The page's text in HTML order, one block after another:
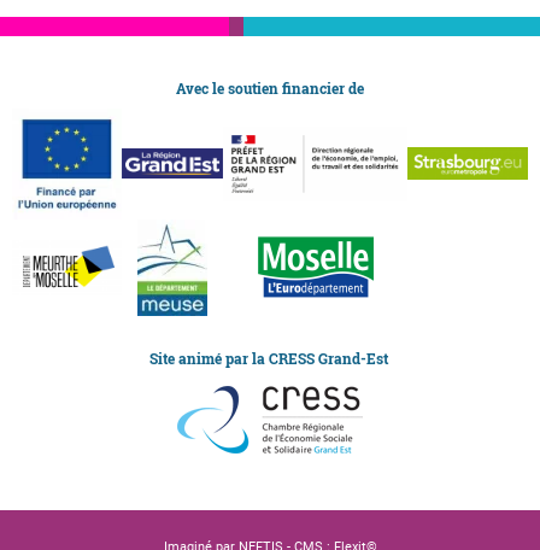
Avec le soutien financier de
Site animé par la CRESS Grand-Est